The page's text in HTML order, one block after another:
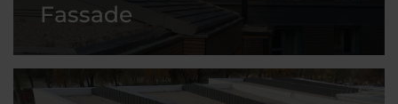
Fassade